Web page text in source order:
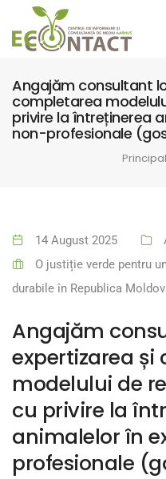
Angajăm consultant
completarea
privire la întreținerea
non-profesionale
14 August 2025
O justiție verde pentru
durabile în Republica
Angajăm
expertizarea și
modelului de
cu privire la
animalelor în
profesionale